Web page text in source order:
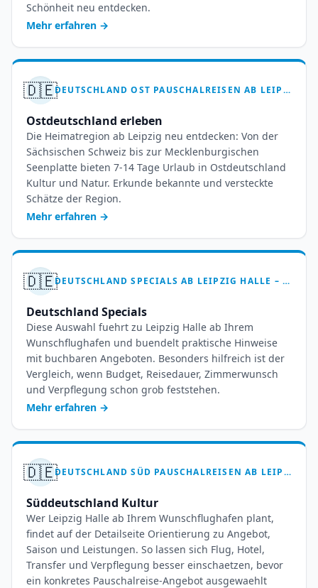
Schönheit neu entdecken.
Mehr erfahren →
🇩🇪 DEUTSCHLAND OST PAUSCHALREISEN AB LEIPZIG HALLE – 7 BIS 14 TAGE
Ostdeutschland erleben
Die Heimatregion ab Leipzig neu entdecken: Von der
Sächsischen Schweiz bis zur Mecklenburgischen
Seenplatte bieten 7-14 Tage Urlaub in Ostdeutschland
Kultur und Natur. Erkunde bekannte und versteckte
Schätze der Region.
Mehr erfahren →
🇩🇪 DEUTSCHLAND SPECIALS AB LEIPZIG HALLE – 7 BIS 14 TAGE PAUSCHALREISEN
Deutschland Specials
Diese Auswahl fuehrt zu Leipzig Halle ab Ihrem
Wunschflughafen und buendelt praktische Hinweise
mit buchbaren Angeboten. Besonders hilfreich ist der
Vergleich, wenn Budget, Reisedauer, Zimmerwunsch
und Verpflegung schon grob feststehen.
Mehr erfahren →
🇩🇪 DEUTSCHLAND SÜD PAUSCHALREISEN AB LEIPZIG HALLE – 7 BIS 14 TAGE HEIMATURLAUB
Süddeutschland Kultur
Wer Leipzig Halle ab Ihrem Wunschflughafen plant,
findet auf der Detailseite Orientierung zu Angebot,
Saison und Leistungen. So lassen sich Flug, Hotel,
Transfer und Verpflegung besser einschaetzen, bevor
ein konkretes Pauschalreise-Angebot ausgewaehlt